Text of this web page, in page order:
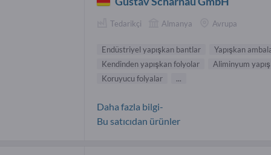
Tedarikçi Almanya Avrupa
Endüstriyel yapışkan bantlar
Yapışkan
Kendinden yapışkan folyolar
Aliminyum
Koruyucu folyalar
...
Daha fazla bilgi-
Bu satıcıdan ürünler